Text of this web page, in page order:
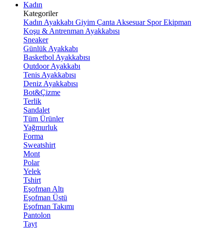
Kadın
Kategoriler
Kadın Ayakkabı Giyim Çanta Aksesuar Spor Ekipman
Koşu & Antrenman Ayakkabısı
Sneaker
Günlük Ayakkabı
Basketbol Ayakkabısı
Outdoor Ayakkabı
Tenis Ayakkabısı
Deniz Ayakkabısı
Bot&Çizme
Terlik
Sandalet
Tüm Ürünler
Yağmurluk
Forma
Sweatshirt
Mont
Polar
Yelek
Tshirt
Eşofman Altı
Eşofman Üstü
Eşofman Takımı
Pantolon
Tayt